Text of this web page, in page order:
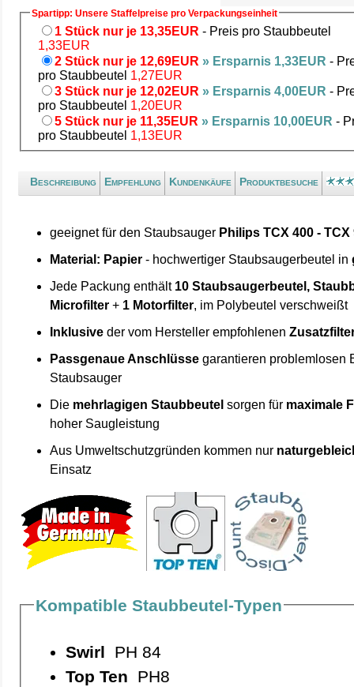
Spartipp: Unsere Staffelpreise pro Verpackungseinheit
1 Stück nur je 13,35EUR - Preis pro Staubbeutel
1,33EUR
2 Stück nur je 12,69EUR » Ersparnis 1,33EUR -
pro Staubbeutel 1,27EUR
3 Stück nur je 12,02EUR » Ersparnis 4,00EUR -
pro Staubbeutel 1,20EUR
5 Stück nur je 11,35EUR » Ersparnis 10,00EUR -
pro Staubbeutel 1,13EUR
Beschreibung Empfehlung Kundenkäufe Produktbesuche
geeignet für den Staubsauger Philips TCX 400 -
Material: Papier - hochwertiger Staubsaugerbeutel in
Jede Packung enthält 10 Staubsaugerbeutel,
Microfilter + 1 Motorfilter, im Polybeutel verschweißt
Inklusive der vom Hersteller empfohlenen
Passgenaue Anschlüsse garantieren problemlosen
Staubsauger
Die mehrlagigen Staubbeutel sorgen für maximale
hoher Saugleistung
Aus Umweltschutzgründen kommen nur
Einsatz
Kompatible Staubbeutel-Typen
Swirl PH 84
Top Ten PH8